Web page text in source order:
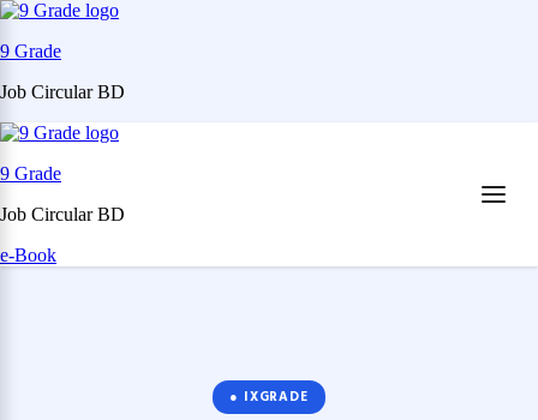
9 Grade
Job Circular BD
Skip
content
Enter)
9 Grade
Job Circular BD
e-Book
● IXGRADE